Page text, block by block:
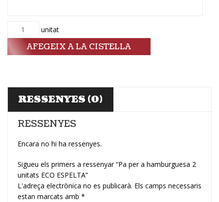
Quantitat unitat
AFEGEIX A LA CISTELLA
RESSENYES (0)
RESSENYES
Encara no hi ha ressenyes.
Sigueu els primers a ressenyar “Pa per a hamburguesa 2
unitats ECO ESPELTA”
L'adreça electrònica no es publicarà. Els camps necessaris
estan marcats amb *